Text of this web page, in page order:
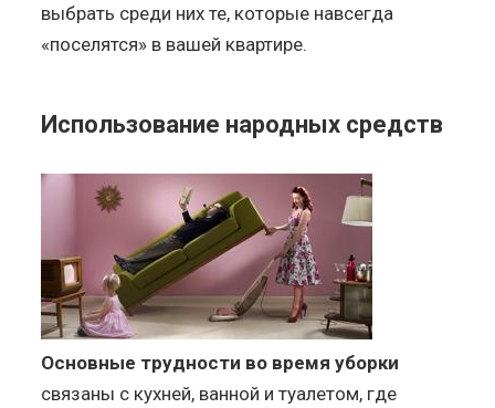
выбрать среди них те, которые навсегда
«поселятся» в вашей квартире.
Использование народных средств
Основные трудности во время уборки
связаны с кухней, ванной и туалетом, где